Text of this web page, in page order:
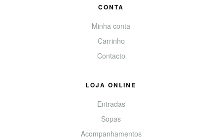
CONTA
Minha conta
Carrinho
Contacto
LOJA ONLINE
Entradas
Sopas
Acompanhamentos